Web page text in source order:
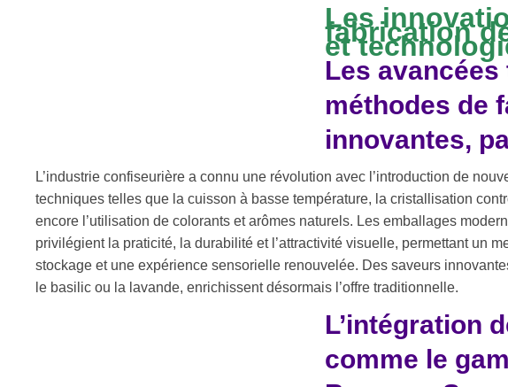
Les
fabrication
et
Les
méthodes de
innovantes,
L’industrie confiseurière a connu une révolution avec l’introduction de
techniques telles que la cuisson à basse température, la cristallisation
encore l’utilisation de colorants et arômes naturels. Les emballages
privilégient la praticité, la durabilité et l’attractivité visuelle, permettant un
stockage et une expérience sensorielle renouvelée. Des saveurs
le basilic ou la lavande, enrichissent désormais l’offre traditionnelle.
L’intégration
comme le